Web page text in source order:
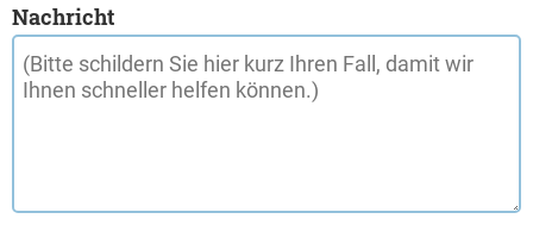
Nachricht